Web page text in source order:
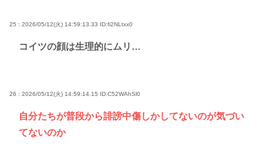
25 : 2026/05/12(火) 14:59:13.33 ID:fi2NLtxx0
コイツの顔は生理的にムリ…
26 : 2026/05/12(火) 14:59:14.15 ID:C52WAhSl0
自分たちが普段から誹謗中傷しかしてないのが気づい
てないのか